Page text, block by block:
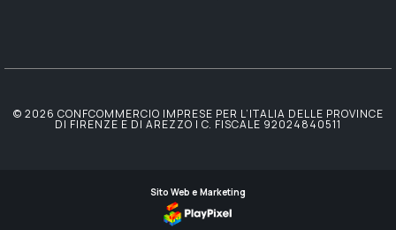
© 2026 CONFCOMMERCIO IMPRESE PER L’ITALIA DELLE PROVINCE
DI FIRENZE E DI AREZZO | C. FISCALE 92024840511
Sito Web e Marketing